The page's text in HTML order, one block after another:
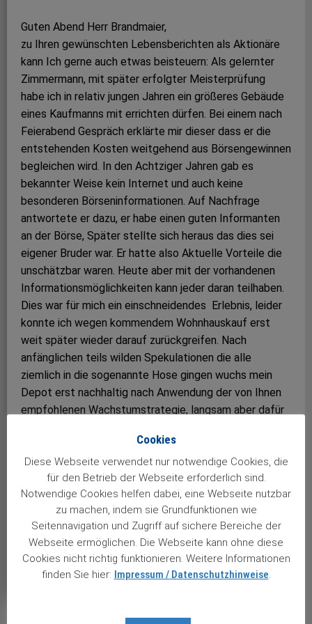
Guten Abend Herr Brandmaier,
zu Ihren gewünschten Lebensberichten als Aktionäre
kann Ich gerne auch etwas beisteuern: Als gelernter
Zimmermann, mit später erfolgter Meisterprüfung
habe ich in relativ jungen Jahren ein größeres Gebäude
eines Kaufmanns mit errichten dürfen. Bei einem nach
Feierabend Gespräch erklärte mir dieser dass er die
entstehenden Kosten weitgehend aus Börsengewinnen
begleichen wird. In den Achtziger Jahren gab es
bekannter Weise kein Internet und auch keine
besonderen Börseninformationen. Auf Nachfrage
antwortete er dazu, er habe einen guten Informanten
an der Börse, Später stellte sich heraus das dies sei
eigener Bruder war. Er hatte also Aktuelle Vorteile die
unschätzbar waren. Heute aber mit der vorhandenen
Informationsmöglichkeiten kann jeder daran teilhaben.
Dies war für mich ein einschneidendes Erlebnis, leider
konnte ich wegen kommendem Wohnhauskauf erst
weit später wieder darauf zurückgreifen. Nach
anfänglichen teils wilden Spekulationen die alle
ziemlich in die sogenannte Hose gingen wuchs mein
Depot erst nachhaltig nach Anwendung der von Ihnen
empfohlenen Wachstumstrategie, langsam aber dafür
dafür umso effektivste Methode. Ich denke das ich
Ihren Stuttgarter Aktienbrief noch sehr lange beziehen
werde. Nicht geschumpfen ist nach schwäbischer Art
mehr als genug gelobt. Viele Grüße aus dem schönen
Rottal im Schwäbisch-Fränkischen Waldgebiet,
Oberrot lässt Grüßen, Klaus Setzer
Views: 2
Cookies
Diese Webseite verwendet nur notwendige Cookies, die
für den Betrieb der Webseite erforderlich sind.
Notwendige Cookies helfen dabei, eine Webseite nutzbar
zu machen, indem sie Grundfunktionen wie
Seitennavigation und Zugriff auf sichere Bereiche der
Webseite ermöglichen. Die Webseite kann ohne diese
Cookies nicht richtig funktionieren. Weitere Informationen
finden Sie hier: Impressum / Datenschutzhinweise